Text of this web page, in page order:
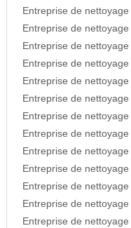
Entreprise de
Entreprise de
Entreprise de
Entreprise de
Entreprise de
Entreprise de
Entreprise de
Entreprise de
Entreprise de
Entreprise de
Entreprise de
Entreprise de
Entreprise de